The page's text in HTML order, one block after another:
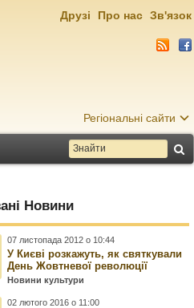
Регіональні сайти
Друзі Про нас Зв'язок
Новини
07 листопада 2012 о 10:44
У Києві розкажуть, як святкували
День Жовтневої революції
Новини культури
02 лютого 2016 о 11:00